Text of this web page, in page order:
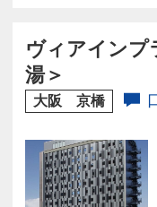
ります。
ヴィアインプ
湯＞
大阪 京橋